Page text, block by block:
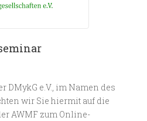
DMykG e.V., im Namen des
wir Sie hiermit auf die
AWMF zum Online-